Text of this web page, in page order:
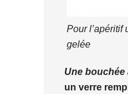
Pour l’apéritif
gelée
Une bouchée
un verre